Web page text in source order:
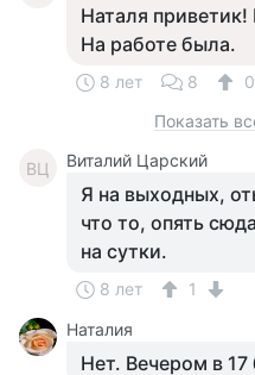
Наталя
На работе была.
8 лет 8
0
Показать
ВЦ Виталий Царский
Я на выходных,
что то, опять
на сутки.
8 лет
1
Наталия
Нет. Вечером в 17